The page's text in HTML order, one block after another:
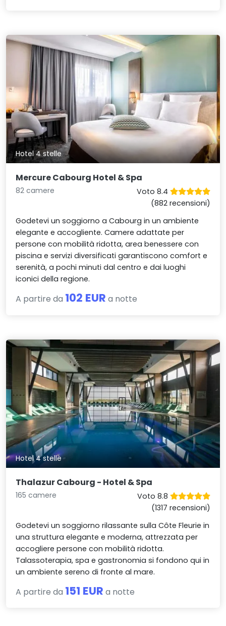
Hotel 4 stelle
Mercure Cabourg Hotel & Spa
82 camere
Voto 8.4
(882 recensioni)
Godetevi un soggiorno a Cabourg in un ambiente
elegante e accogliente. Camere adattate per
persone con mobilità ridotta, area benessere con
piscina e servizi diversificati garantiscono comfort e
serenità, a pochi minuti dal centro e dai luoghi
iconici della regione.
A partire da 102 EUR a notte
Hotel 4 stelle
Thalazur Cabourg - Hotel & Spa
165 camere
Voto 8.8
(1317 recensioni)
Godetevi un soggiorno rilassante sulla Côte Fleurie in
una struttura elegante e moderna, attrezzata per
accogliere persone con mobilità ridotta.
Talassoterapia, spa e gastronomia si fondono qui in
un ambiente sereno di fronte al mare.
A partire da 151 EUR a notte